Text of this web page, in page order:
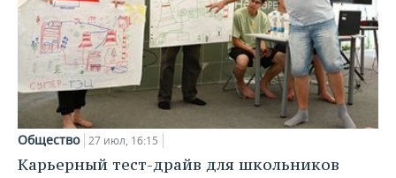
Общество 27 июл, 16:15
Карьерный тест-драйв для школьников